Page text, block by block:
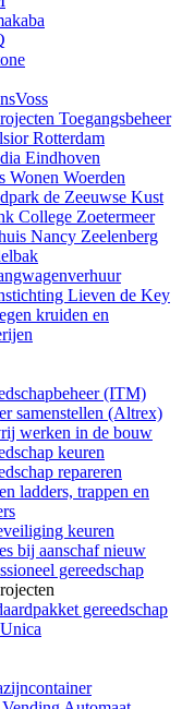
Toegangsbeheer
Rotterdam
Eindhoven
Wonen Woerden
de Zeeuwse Kust
College Zoetermeer
Nancy Zeelenberg
Lieven de Key
kruiden en
(ITM)
samenstellen (Altrex)
werken in de bouw
keuren
repareren
ladders, trappen en
keuren
bij aanschaf nieuw
gereedschap
gereedschap